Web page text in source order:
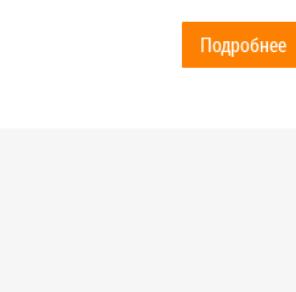
Подробнее